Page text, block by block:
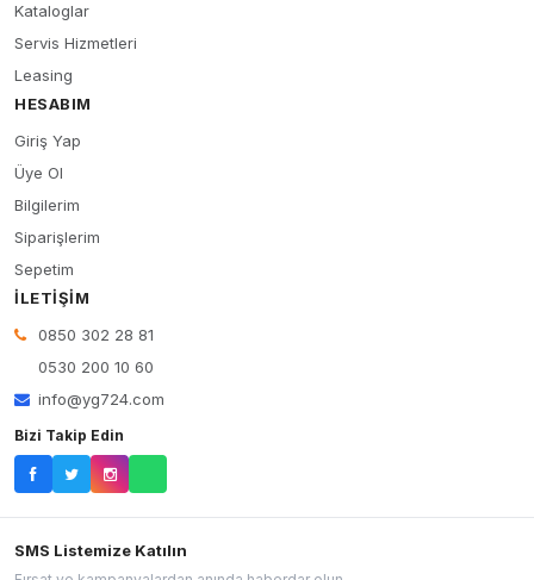
Kataloglar
Servis Hizmetleri
Leasing
HESABIM
Giriş Yap
Üye Ol
Bilgilerim
Siparişlerim
Sepetim
İLETIŞIM
0850 302 28 81
0530 200 10 60
info@yg724.com
Bizi Takip Edin
SMS Listemize Katılın